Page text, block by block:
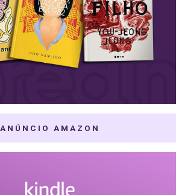
ANÚNCIO AMAZON